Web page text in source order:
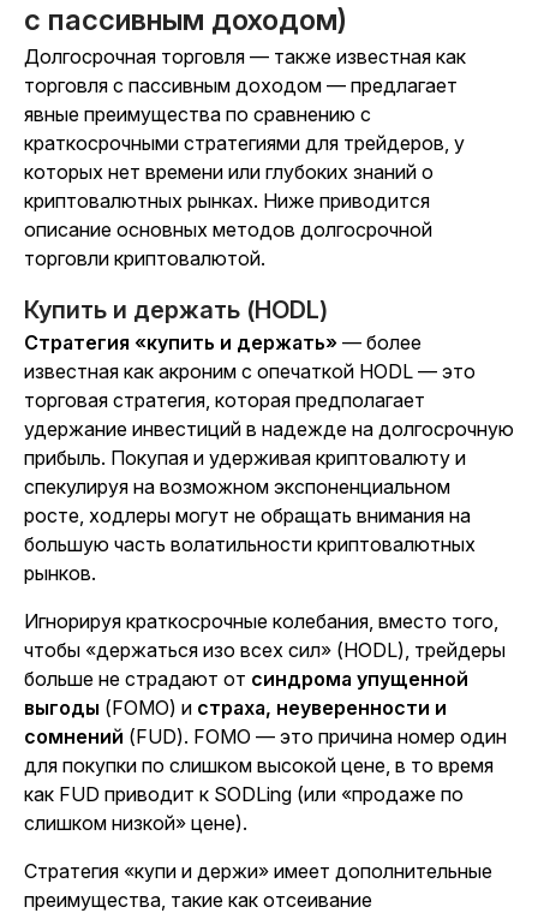
с пассивным доходом)
Долгосрочная торговля — также известная как
торговля с пассивным доходом — предлагает
явные преимущества по сравнению с
краткосрочными стратегиями для трейдеров, у
которых нет времени или глубоких знаний о
криптовалютных рынках. Ниже приводится
описание основных методов долгосрочной
торговли криптовалютой.
Купить и держать (HODL)
Стратегия «купить и держать» — более
известная как акроним с опечаткой HODL — это
торговая стратегия, которая предполагает
удержание инвестиций в надежде на долгосрочную
прибыль. Покупая и удерживая криптовалюту и
спекулируя на возможном экспоненциальном
росте, ходлеры могут не обращать внимания на
большую часть волатильности криптовалютных
рынков.
Игнорируя краткосрочные колебания, вместо того,
чтобы «держаться изо всех сил» (HODL), трейдеры
больше не страдают от синдрома упущенной
выгоды (FOMO) и страха, неуверенности и
сомнений (FUD). FOMO — это причина номер один
для покупки по слишком высокой цене, в то время
как FUD приводит к SODLing (или «продаже по
слишком низкой» цене).
Стратегия «купи и держи» имеет дополнительные
преимущества, такие как отсеивание